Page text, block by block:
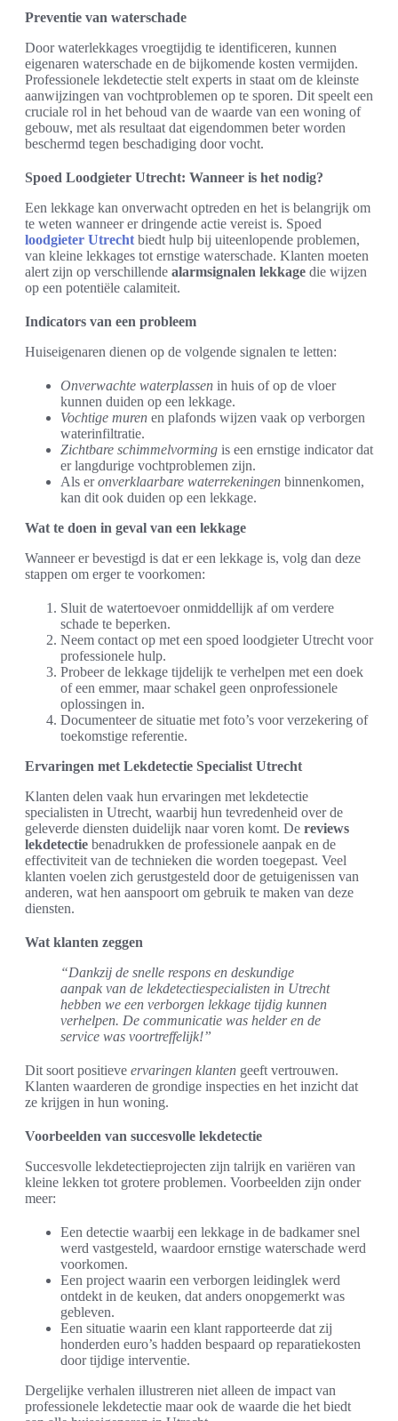
Preventie van waterschade
Door waterlekkages vroegtijdig te identificeren, kunnen
eigenaren waterschade en de bijkomende kosten vermijden.
Professionele lekdetectie stelt experts in staat om de kleinste
aanwijzingen van vochtproblemen op te sporen. Dit speelt een
cruciale rol in het behoud van de waarde van een woning of
gebouw, met als resultaat dat eigendommen beter worden
beschermd tegen beschadiging door vocht.
Spoed Loodgieter Utrecht: Wanneer is het nodig?
Een lekkage kan onverwacht optreden en het is belangrijk om
te weten wanneer er dringende actie vereist is. Spoed
loodgieter Utrecht biedt hulp bij uiteenlopende problemen,
van kleine lekkages tot ernstige waterschade. Klanten moeten
alert zijn op verschillende alarmsignalen lekkage die wijzen
op een potentiële calamiteit.
Indicators van een probleem
Huiseigenaren dienen op de volgende signalen te letten:
Onverwachte waterplassen in huis of op de vloer
kunnen duiden op een lekkage.
Vochtige muren en plafonds wijzen vaak op verborgen
waterinfiltratie.
Zichtbare schimmelvorming is een ernstige indicator dat
er langdurige vochtproblemen zijn.
Als eronverklaarbare waterrekeningen binnenkomen,
kan dit ook duiden op een lekkage.
Wat te doen in geval van een lekkage
Wanneer er bevestigd is dat er een lekkage is, volg dan deze
stappen om erger te voorkomen:
Sluit de watertoevoer onmiddellijk af om verdere
schade te beperken.
Neem contact op met een spoed loodgieter Utrecht voor
professionele hulp.
Probeer de lekkage tijdelijk te verhelpen met een doek
of een emmer, maar schakel geen onprofessionele
oplossingen in.
Documenteer de situatie met foto’s voor verzekering of
toekomstige referentie.
Ervaringen met Lekdetectie Specialist Utrecht
Klanten delen vaak hun ervaringen met lekdetectie
specialisten in Utrecht, waarbij hun tevredenheid over de
geleverde diensten duidelijk naar voren komt. De reviews
lekdetectie benadrukken de professionele aanpak en de
effectiviteit van de technieken die worden toegepast. Veel
klanten voelen zich gerustgesteld door de getuigenissen van
anderen, wat hen aanspoort om gebruik te maken van deze
diensten.
Wat klanten zeggen
“Dankzij de snelle respons en deskundige
aanpak van de lekdetectiespecialisten in Utrecht
hebben we een verborgen lekkage tijdig kunnen
verhelpen. De communicatie was helder en de
service was voortreffelijk!”
Dit soort positieve ervaringen klanten geeft vertrouwen.
Klanten waarderen de grondige inspecties en het inzicht dat
ze krijgen in hun woning.
Voorbeelden van succesvolle lekdetectie
Succesvolle lekdetectieprojecten zijn talrijk en variëren van
kleine lekken tot grotere problemen. Voorbeelden zijn onder
meer:
Een detectie waarbij een lekkage in de badkamer snel
werd vastgesteld, waardoor ernstige waterschade werd
voorkomen.
Een project waarin een verborgen leidinglek werd
ontdekt in de keuken, dat anders onopgemerkt was
gebleven.
Een situatie waarin een klant rapporteerde dat zij
honderden euro’s hadden bespaard op reparatiekosten
door tijdige interventie.
Dergelijke verhalen illustreren niet alleen de impact van
professionele lekdetectie maar ook de waarde die het biedt